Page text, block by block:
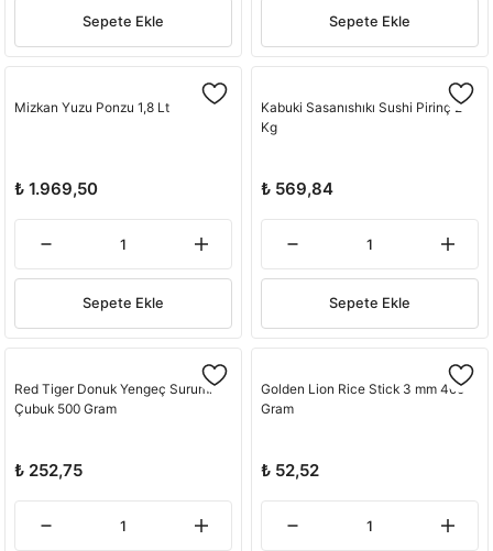
Sepete Ekle Sepete Ekle
Mizkan Yuzu Ponzu 1,8 Lt
₺ 1.969,50
Sepete Ekle
Kabuki Sasanıshıkı Sushi Pirinç 2
Kg
₺ 569,84
Sepete Ekle
Red Tiger Donuk Yengeç Surumi
Çubuk 500 Gram
₺ 252,75
Golden Lion Rice Stick 3 mm 400
Gram
₺ 52,52